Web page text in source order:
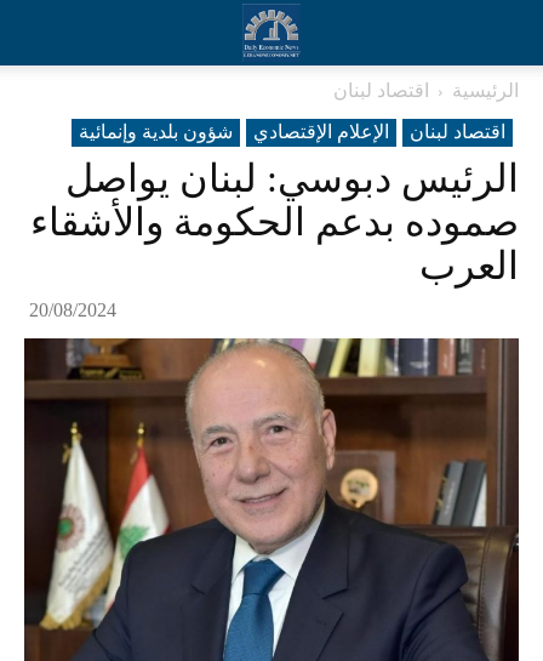
الرئيسية
اقتصاد لبنان
اقتصاد لبنان
الإعلام الإقتصادي شؤون بلدية وإنمائية
الرئيس دبوسي: لبنان يواصل
صموده بدعم الحكومة والأشقاء
العرب
20/08/2024